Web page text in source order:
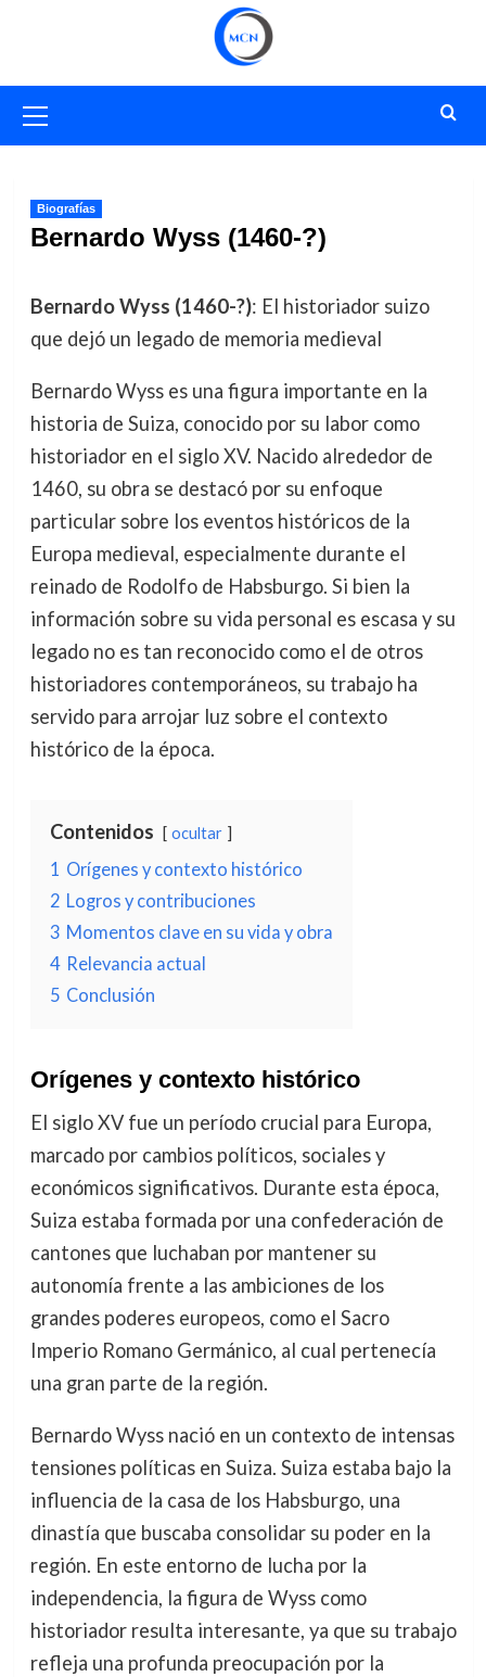
primario
Biografías
Bernardo Wyss (1460-?)
Bernardo Wyss (1460-?): El historiador suizo
que dejó un legado de memoria medieval
Bernardo Wyss es una figura importante en la
historia de Suiza, conocido por su labor como
historiador en el siglo XV. Nacido alrededor de
1460, su obra se destacó por su enfoque
particular sobre los eventos históricos de la
Europa medieval, especialmente durante el
reinado de Rodolfo de Habsburgo. Si bien la
información sobre su vida personal es escasa y su
legado no es tan reconocido como el de otros
historiadores contemporáneos, su trabajo ha
servido para arrojar luz sobre el contexto
histórico de la época.
Contenidos ocultar
1 Orígenes y contexto histórico
2 Logros y contribuciones
3 Momentos clave en su vida y obra
4 Relevancia actual
5 Conclusión
Orígenes y contexto histórico
El siglo XV fue un período crucial para Europa,
marcado por cambios políticos, sociales y
económicos significativos. Durante esta época,
Suiza estaba formada por una confederación de
cantones que luchaban por mantener su
autonomía frente a las ambiciones de los
grandes poderes europeos, como el Sacro
Imperio Romano Germánico, al cual pertenecía
una gran parte de la región.
Bernardo Wyss nació en un contexto de intensas
tensiones políticas en Suiza. Suiza estaba bajo la
influencia de la casa de los Habsburgo, una
dinastía que buscaba consolidar su poder en la
región. En este entorno de lucha por la
independencia, la figura de Wyss como
historiador resulta interesante, ya que su trabajo
refleja una profunda preocupación por la